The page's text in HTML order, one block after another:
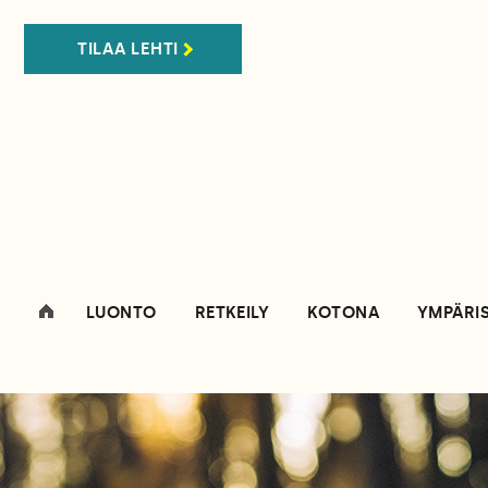
TILAA LEHTI
LUONTO RETKEILY KOTONA